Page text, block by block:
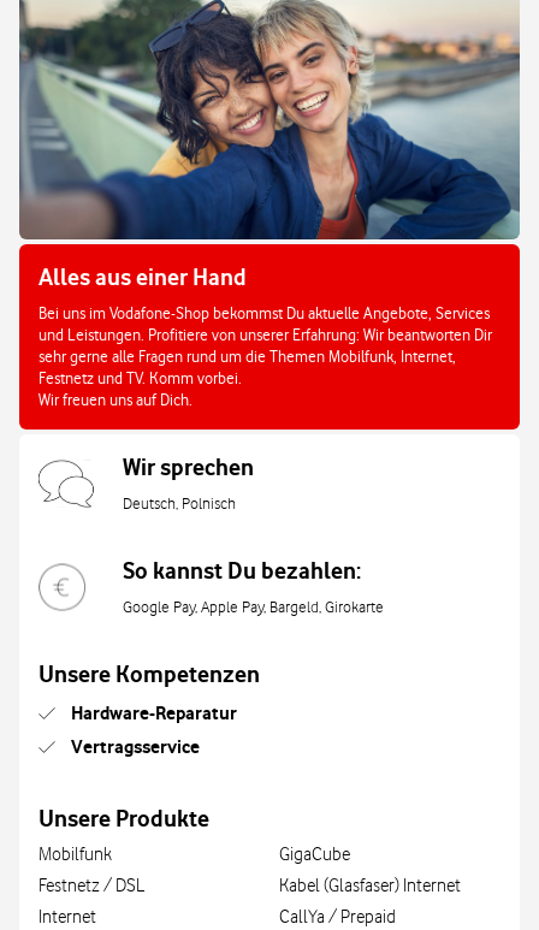
Alles aus einer Hand
Bei uns im Vodafone-Shop bekommst Du aktuelle Angebote, Services
und Leistungen. Profitiere von unserer Erfahrung: Wir beantworten Dir
sehr gerne alle Fragen rund um die Themen Mobilfunk, Internet,
Festnetz und TV. Komm vorbei.
Wir freuen uns auf Dich.
Wir sprechen
Deutsch, Polnisch
So kannst Du bezahlen:
Google Pay, Apple Pay, Bargeld, Girokarte
Unsere Kompetenzen
Hardware-Reparatur
Vertragsservice
Unsere Produkte
Mobilfunk
Festnetz / DSL
Internet
GigaCube
Kabel (Glasfaser) Internet
CallYa / Prepaid